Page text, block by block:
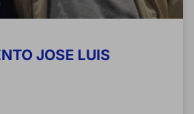
JOSE LUIS